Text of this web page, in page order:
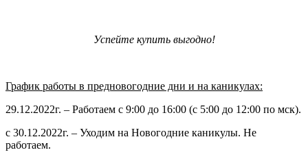
Успейте купить выгодно!
График работы в предновогодние дни и на каникулах:
29.12.2022г. – Работаем с 9:00 до 16:00 (с 5:00 до 12:00 по мск).
с 30.12.2022г. – Уходим на Новогодние каникулы. Не
работаем.